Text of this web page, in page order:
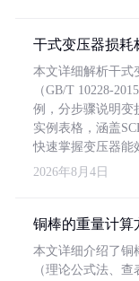
干式变压器损耗
本文详细解析干式
（GB/T 10228-
例，分步骤说明变
实例表格，涵盖
快速掌握变压器能
2026年8月4日
铜棒的重量计算
本文详细介绍了铜
（理论公式法、